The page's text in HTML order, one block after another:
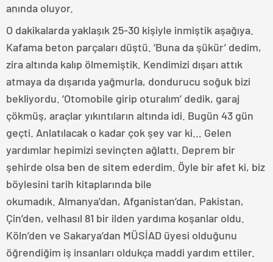
anında oluyor.
O dakikalarda yaklaşık 25-30 kişiyle inmiştik aşağıya.
Kafama beton parçaları düştü. ‘Buna da şükür’ dedim,
zira altında kalıp ölmemiştik. Kendimizi dışarı attık
atmaya da dışarıda yağmurla, dondurucu soğuk bizi
bekliyordu. ‘Otomobile girip oturalım’ dedik, garaj
çökmüş, araçlar yıkıntıların altında idi. Bugün 43 gün
geçti. Anlatılacak o kadar çok şey var ki… Gelen
yardımlar hepimizi sevinçten ağlattı. Deprem bir
şehirde olsa ben de sitem ederdim. Öyle bir afet ki, biz
böylesini tarih kitaplarında bile
okumadık. Almanya’dan, Afganistan’dan, Pakistan,
Çin’den, velhasıl 81 bir ilden yardıma koşanlar oldu.
Köln’den ve Sakarya’dan MÜSİAD üyesi olduğunu
öğrendiğim iş insanları oldukça maddi yardım ettiler.